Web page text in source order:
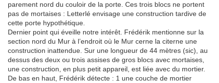
parement nord du couloir de la porte. Ces trois blocs ne portent
pas de mortaises : Letterlé envisage une construction tardive de
cette porte hypothétique.
Dernier point qui éveille notre intérêt. Frédérik mentionne sur la
section nord du Mur à l’endroit où le Mur cerne la citerne une
construction inattendue. Sur une longueur de 44 mètres (sic), au
dessus des deux ou trois assises de gros blocs avec mortaises,
une construction, en plus petit appareil, est liée avec du mortier.
De bas en haut, Frédérik détecte : 1 une couche de mortier